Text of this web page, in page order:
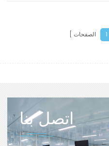
1 الصفحات
اتصل بنا